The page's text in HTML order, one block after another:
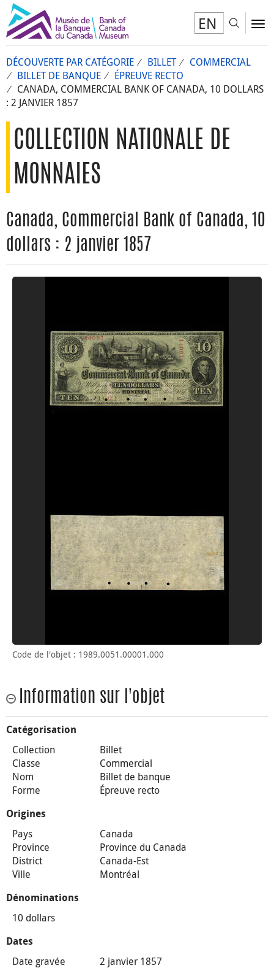
EN
DÉCOUVERTE PAR CATÉGORIE BILLET
COMMERCIAL
BILLET DE BANQUE
ÉPREUVE RECTO
CANADA, COMMERCIAL BANK OF CANADA, 10 DOLLARS
: 2 JANVIER 1857
COLLECTION NATIONALE DE
MONNAIES
Canada, Commercial Bank of Canada, 10
dollars : 2 janvier 1857
Code de l'objet : 1989.0051.00001.000
Information sur l'objet
Catégorisation
Collection
Billet
Classe
Commercial
Nom
Billet de banque
Forme
Épreuve recto
Origines
Pays
Canada
Province
Province du Canada
District
Canada-Est
Ville
Montréal
Dénominations
10 dollars
Dates
Date gravée 2 janvier 1857